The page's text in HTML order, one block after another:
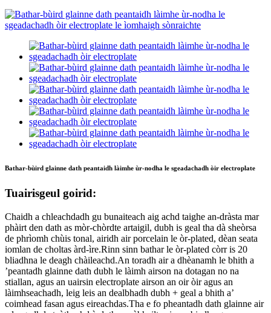
Bathar-bùird glainne dath peantaidh làimhe ùr-nodha le sgeadachadh òir electroplate
Tuairisgeul goirid:
Chaidh a chleachdadh gu bunaiteach aig achd taighe an-dràsta mar
phàirt den dath as mòr-chòrdte artaigil, dubh is geal tha dà sheòrsa
de phrìomh chùis tonal, airidh air porcelain le òr-plated, dèan seata
iomlan de choltas àrd-ìre.Rinn sinn bathar le òr-plated còrr is 20
bliadhna le deagh chàileachd.An toradh air a dhèanamh le bhith a
’peantadh glainne dath dubh le làimh airson na dotagan no na
stiallan, agus an uairsin electroplate airson an oir òir agus an
làimhseachadh, leig leis an dealbhadh dubh + geal a bhith a’
coimhead fasan agus eireachdas.Tha e fo pheantadh dath glainne air